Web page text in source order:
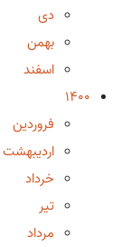
دی
بهمن
اسفند
1400
فروردین
اردیبهشت
خرداد
تیر
مرداد